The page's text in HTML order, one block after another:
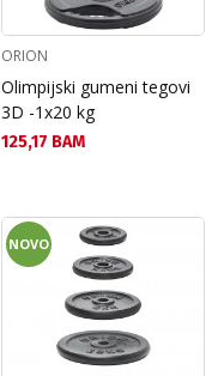
ORION
Olimpijski gumeni tegovi
3D -1x20 kg
Текуща цена:
125,17 BAM
NOVO